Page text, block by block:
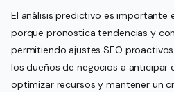
El análisis predictivo es importante
porque pronostica tendencias y
permitiendo ajustes SEO
los dueños de negocios a anticipar
optimizar recursos y mantener un